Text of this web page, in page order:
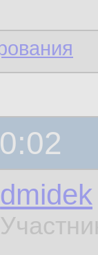
dmidek